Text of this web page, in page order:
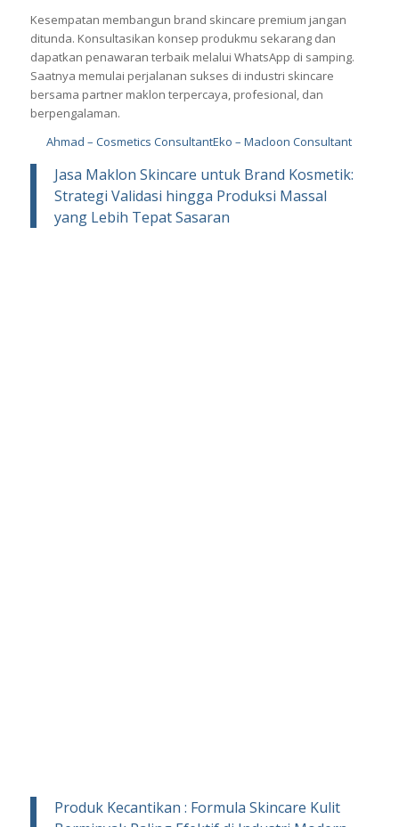
Kesempatan membangun brand skincare premium jangan
ditunda. Konsultasikan konsep produkmu sekarang dan
dapatkan penawaran terbaik melalui WhatsApp di samping.
Saatnya memulai perjalanan sukses di industri skincare
bersama partner maklon terpercaya, profesional, dan
berpengalaman.
Ahmad – Cosmetics ConsultantEko – Macloon Consultant
Jasa Maklon Skincare untuk Brand Kosmetik:
Strategi Validasi hingga Produksi Massal
yang Lebih Tepat Sasaran
Produk Kecantikan : Formula Skincare Kulit